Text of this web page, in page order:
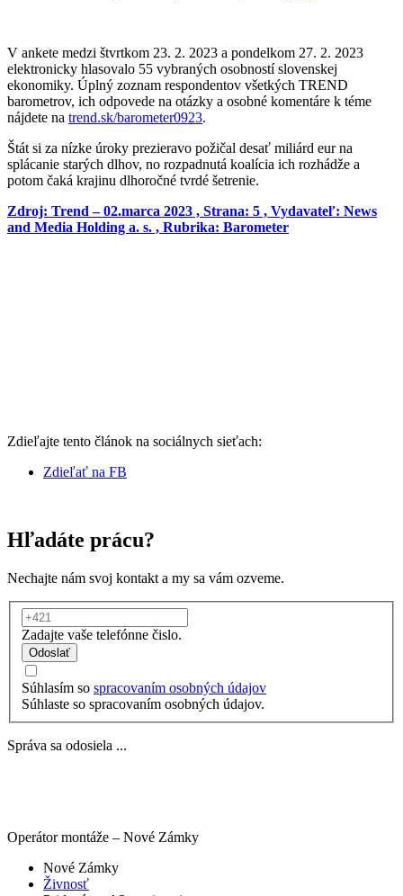
V ankete medzi štvrtkom 23. 2. 2023 a pondelkom 27. 2. 2023
elektronicky hlasovalo 55 vybraných osobností slovenskej
ekonomiky. Úplný zoznam respondentov všetkých TREND
barometrov, ich odpovede na otázky a osobné komentáre k téme
nájdete na trend.sk/barometer0923.
Štát si za nízke úroky prezieravo požičal desať miliárd eur na
splácanie starých dlhov, no rozpadnutá koalícia ich rozhádže a
potom čaká krajinu dlhoročné tvrdé šetrenie.
Zdroj: Trend – 02.marca 2023 , Strana: 5 , Vydavateľ: News
and Media Holding a. s. , Rubrika: Barometer
Zdieľajte tento článok na sociálnych sieťach:
Zdieľať na FB
Hľadáte prácu?
Nechajte nám svoj kontakt a my sa vám ozveme.
Zadajte vaše telefónne čislo.
Odoslať
Súhlasím so spracovaním osobných údajov
Súhlaste so spracovaním osobných údajov.
Správa sa odosiela ...
Operátor montáže – Nové Zámky
Nové Zámky
Živnosť